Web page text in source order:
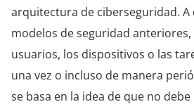
arquitectura de ciberseguridad. A
modelos de seguridad
usuarios, los dispositivos o las
una vez o incluso de manera
se basa en la idea de que no